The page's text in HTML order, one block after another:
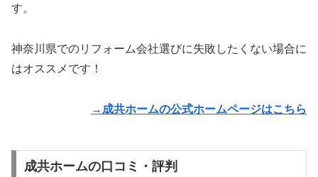
す。
神奈川県でのリフォーム会社選びに失敗したくない場合に
はオススメです！
→成共ホームの公式ホームページはこちら
成共ホームの口コミ・評判